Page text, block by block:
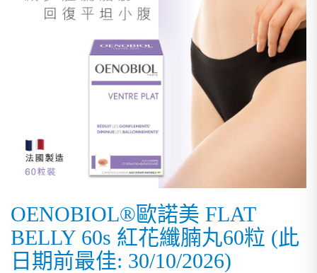
OENOBIOL®歐諾美 FLAT
BELLY 60s 紅花纖腩丸60粒 (此
日期前最佳: 30/10/2026)